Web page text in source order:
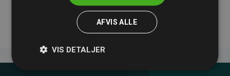
AFVIS ALLE
VIS DETALJER